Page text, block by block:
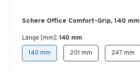
Schere Office Comfort-Grip, 140 mm
Länge [mm]: 140 mm
140 mm 201 mm 247 mm